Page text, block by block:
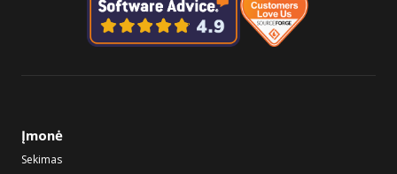
Įmonė
Sekimas